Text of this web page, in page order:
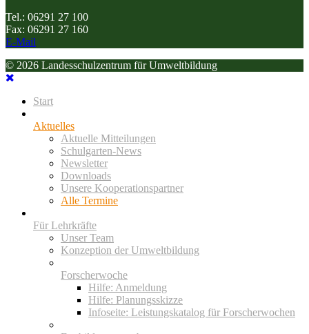
Tel.: 06291 27 100
Fax: 06291 27 160
E-Mail
© 2026 Landesschulzentrum für Umweltbildung
Start
Aktuelles
Aktuelle Mitteilungen
Schulgarten-News
Newsletter
Downloads
Unsere Kooperationspartner
Alle Termine
Für Lehrkräfte
Unser Team
Konzeption der Umweltbildung
Forscherwoche
Hilfe: Anmeldung
Hilfe: Planungsskizze
Infoseite: Leistungskatalog für Forscherwochen